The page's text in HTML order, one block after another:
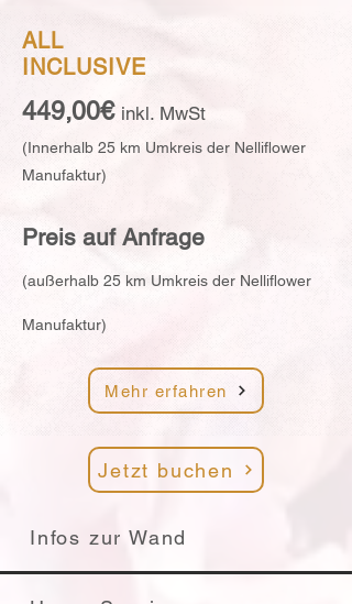
ALL
INCLUSIVE
449,00€ inkl. MwSt
(Innerhalb 25 km Umkreis der Nelliflower
Manufaktur)
Preis auf Anfrage
(außerhalb 25 km Umkreis der Nelliflower
Manufaktur)
Mehr erfahren
Jetzt buchen
Infos zur Wand